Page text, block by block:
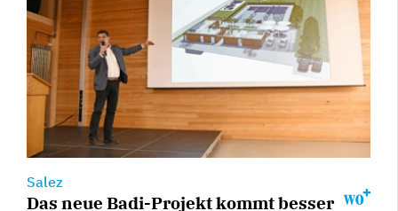
Salez
Das neue Badi-Projekt kommt besser